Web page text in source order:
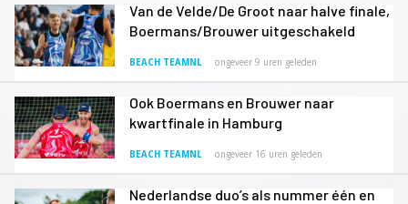
Van de Velde/De Groot naar halve finale,
Boermans/Brouwer uitgeschakeld
BEACH TEAMNL ongeveer 9 uren geleden
Ook Boermans en Brouwer naar
kwartfinale in Hamburg
BEACH TEAMNL ongeveer 16 uren geleden
Nederlandse duo’s als nummer één en